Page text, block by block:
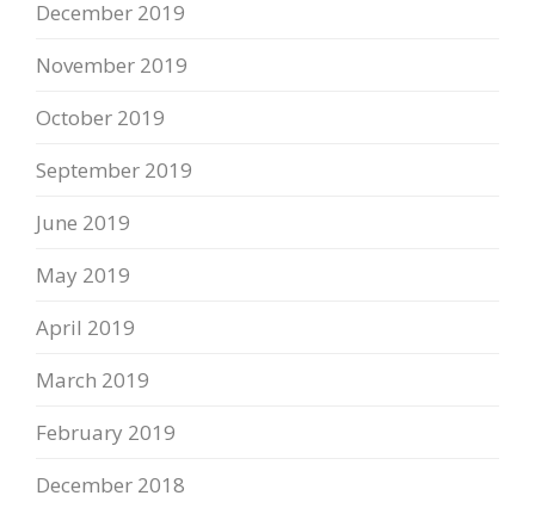
December 2019
November 2019
October 2019
September 2019
June 2019
May 2019
April 2019
March 2019
February 2019
December 2018